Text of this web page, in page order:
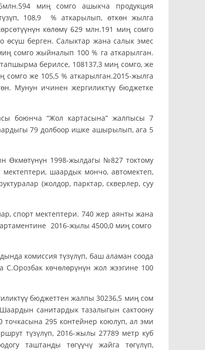
миң сомго ашыкча продукция
108,9 % аткарылып, өткөн жылга
көлөмү 629 млн.191 миң сомго
өсүш берген. Салыктар жана салык эмес
сомго жыйналып 100 % га аткарылган.
берилсе, 108137,3 миң сомго, же
же 105,5 % аткарылган.2015-жылга
Мунун ичинен жергиликтүү бюджетке
“Жол картасына” жалпысы 7
79 долбоор ишке ашырылып, ага 5
Өкмөтүнүн 1998-жылдагы №827 токтому
шаардык мончо, автомектеп,
(жолдор, парктар, скверлер, суу
спорт мектептери. 740 жер аянты жана
2016-жылы 4500,0 миң сомго
комиссия түзүлүп, баш аламан соода
С.Орозбак көчөлөрүнүн жол жээгине 100
бюджеттен жалпы 30236,5 миң сом
санитардык тазалыгын сактоону
295 контейнер коюлуп, ал эми
түзүлүп, 2016-жылы 27789 метр куб
таштанды төгүүчү жайга төгүлүп,